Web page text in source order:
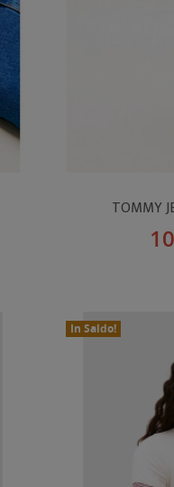
TOMMY
In Saldo!
Nuovo